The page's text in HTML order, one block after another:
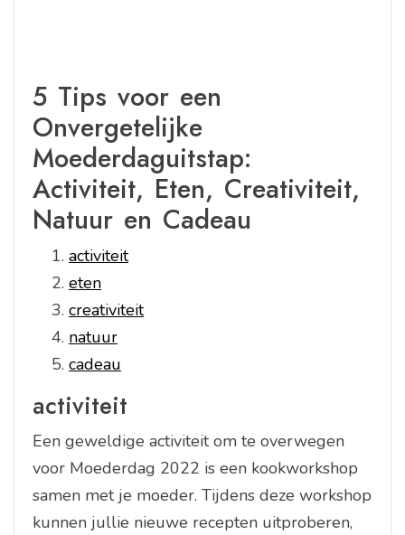
5 Tips voor een
Onvergetelijke
Moederdaguitstap:
Activiteit, Eten, Creativiteit,
Natuur en Cadeau
activiteit
eten
creativiteit
natuur
cadeau
activiteit
Een geweldige activiteit om te overwegen
voor Moederdag 2022 is een kookworkshop
samen met je moeder. Tijdens deze workshop
kunnen jullie nieuwe recepten uitproberen,